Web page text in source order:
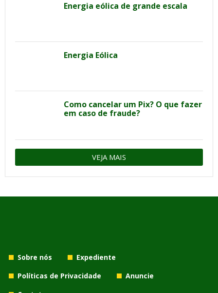
Energia eólica de grande escala
Energia Eólica
Como cancelar um Pix? O que fazer
em caso de fraude?
VEJA MAIS
Sobre nós
Expediente
Políticas de Privacidade
Anuncie